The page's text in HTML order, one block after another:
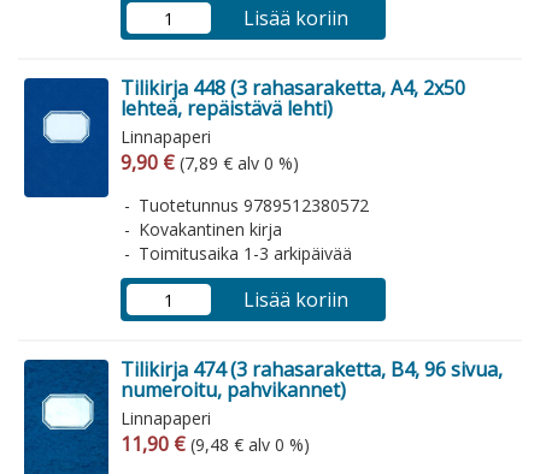
Lisää koriin
Tilikirja 448 (3 rahasaraketta, A4, 2x50
lehteä, repäistävä lehti)
Linnapaperi
Arvonlisäverollinen hinta
9,90 € Arvonlisäveroton hinta
(7,89 € alv 0 %)
Tuotetunnus 9789512380572
Kovakantinen kirja
Toimitusaika 1-3 arkipäivää
Lisää koriin
Tilikirja 474 (3 rahasaraketta, B4, 96 sivua,
numeroitu, pahvikannet)
Linnapaperi
Arvonlisäverollinen hinta
11,90 € Arvonlisäveroton hinta
(9,48 € alv 0 %)